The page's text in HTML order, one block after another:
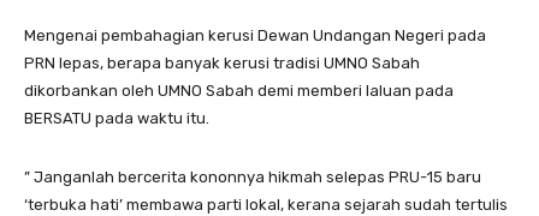
Mengenai pembahagian kerusi Dewan Undangan Negeri pada
PRN lepas, berapa banyak kerusi tradisi UMNO Sabah
dikorbankan oleh UMNO Sabah demi memberi laluan pada
BERSATU pada waktu itu.
” Janganlah bercerita kononnya hikmah selepas PRU-15 baru
‘terbuka hati’ membawa parti lokal, kerana sejarah sudah tertulis